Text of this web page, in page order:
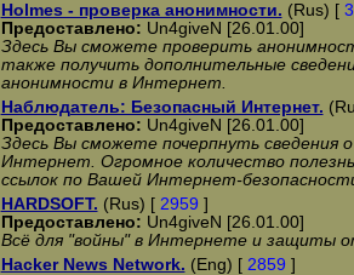
Holmes - проверка анонимности. (Rus) [
Предоставлено: Un4giveN [26.01.00]
Здесь Вы сможете проверить
также получить дополнительные
анонимности в Интернет.
Наблюдатель: Безопасный Интернет.
Предоставлено: Un4giveN [26.01.00]
Здесь Вы сможете почерпнуть сведения
Интернет. Огромное количество
ссылок по Вашей Интернет-
HARDSOFT. (Rus) [ 2959 ]
Предоставлено: Un4giveN [26.01.00]
Всё для "войны" в Интернете и защиты
Hacker News Network. (Eng) [ 2859 ]